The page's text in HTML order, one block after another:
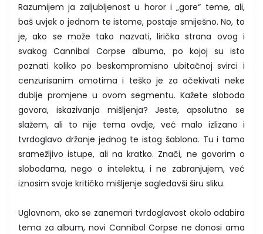
Razumijem ja zaljubljenost u horor i „gore“ teme, ali,
baš uvjek o jednom te istome, postaje smiješno. No, to
je, ako se može tako nazvati, lirička strana ovog i
svakog Cannibal Corpse albuma, po kojoj su isto
poznati koliko po beskompromisno ubitačnoj svirci i
cenzurisanim omotima i teško je za očekivati neke
dublje promjene u ovom segmentu. Kažete sloboda
govora, iskazivanja mišljenja? Jeste, apsolutno se
slažem, ali to nije tema ovdje, već malo izlizano i
tvrdoglavo držanje jednog te istog šablona. Tu i tamo
sramežljivo istupe, ali na kratko. Znači, ne govorim o
slobodama, nego o intelektu, i ne zabranjujem, već
iznosim svoje kritičko mišljenje sagledavši širu sliku.
Uglavnom, ako se zanemari tvrdoglavost okolo odabira
tema za album, novi Cannibal Corpse ne donosi ama